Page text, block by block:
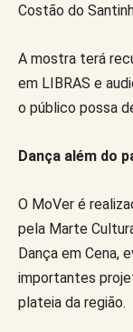
Costão do
A mostra terá
em LIBRAS e
o público possa
Dança além do
O MoVer é
pela Marte
Dança em Cena,
importantes
plateia da região.